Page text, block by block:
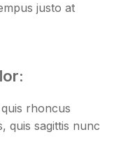
justo at
rhoncus
quis sagittis nunc